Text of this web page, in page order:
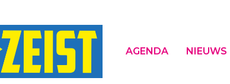
AGENDA NIEUWS